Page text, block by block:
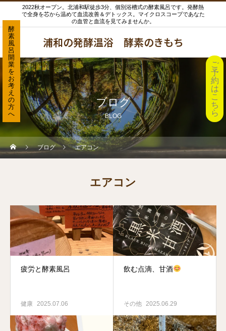
2022秋オープン。北浦和駅徒歩3分、個別浴槽式の酵素風呂です。発酵熱
で全身を芯から温めて血流改善＆デトックス。マイクロスコープであなた
の血管と血流を見てみませんか。
浦和の発酵温浴 酵素のきもち
ブログ
BLOG
ブログ エアコン
エアコン
疲労と酵素風呂
健康 2025.07.06
飲む点滴、甘酒
その他 2025.06.29
ご
予
約
は
こ
ち
ら
酵
素
風
呂
開
業
を
お
考
え
の
方
へ